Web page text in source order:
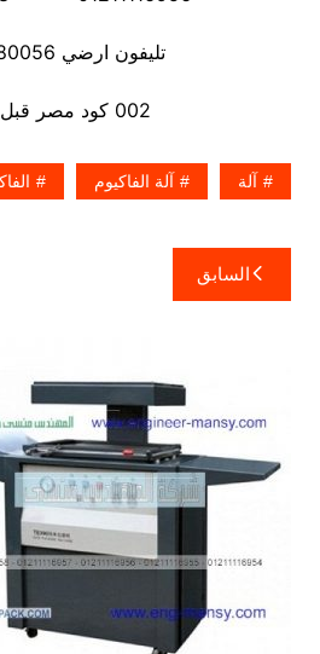
تليفون ارضي 0225880056
002 كود مصر قبل الرقم
آلة آلة الفاكيوم
تصفّح
المقالات
السابق